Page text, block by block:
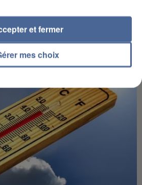
de...
été placées en garde à vue.
mes choix
et fermer